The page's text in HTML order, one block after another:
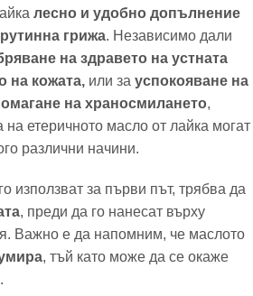
лесно и удобно допълнение
грижа. Независимо дали
на здравето на устната
на кожата, или за успокояване на
на храносмилането,
на етеричното масло от лайка могат
различни начини.
използват за първи път, трябва да
, преди да го нанесат върху
Важно е да напомним, че маслото
, тъй като може да се окаже